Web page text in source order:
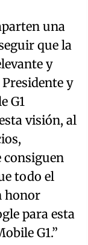
una
que la
y
y
G1
visión, al
consiguen
todo el
honor
para esta
G1.”